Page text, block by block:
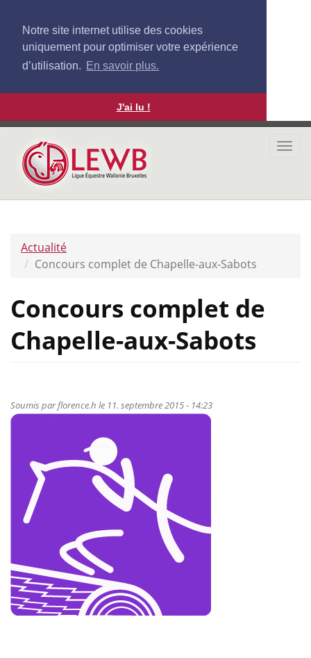
Notre site internet utilise des cookies
uniquement pour optimiser votre expérience
d’utilisation. En savoir plus.
J'ai lu !
Aller
contenu
principal
Actualité
Concours complet de Chapelle-aux-Sabots
Concours complet de
Chapelle-aux-Sabots
Soumis parflorence.h le 11. septembre 2015 - 14:23